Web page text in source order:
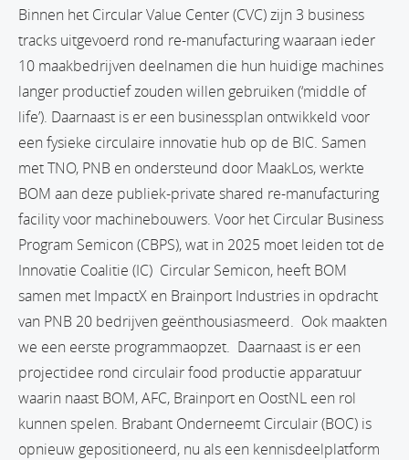
Binnen het Circular Value Center (CVC) zijn 3 business
tracks uitgevoerd rond re-manufacturing waaraan ieder
10 maakbedrijven deelnamen die hun huidige machines
langer productief zouden willen gebruiken (‘middle of
life’). Daarnaast is er een businessplan ontwikkeld voor
een fysieke circulaire innovatie hub op de BIC. Samen
met TNO, PNB en ondersteund door MaakLos, werkte
BOM aan deze publiek-private shared re-manufacturing
facility voor machinebouwers. Voor het Circular Business
Program Semicon (CBPS), wat in 2025 moet leiden tot de
Innovatie Coalitie (IC) Circular Semicon, heeft BOM
samen met ImpactX en Brainport Industries in opdracht
van PNB 20 bedrijven geënthousiasmeerd. Ook maakten
we een eerste programmaopzet. Daarnaast is er een
projectidee rond circulair food productie apparatuur
waarin naast BOM, AFC, Brainport en OostNL een rol
kunnen spelen. Brabant Onderneemt Circulair (BOC) is
opnieuw gepositioneerd, nu als een kennisdeelplatform